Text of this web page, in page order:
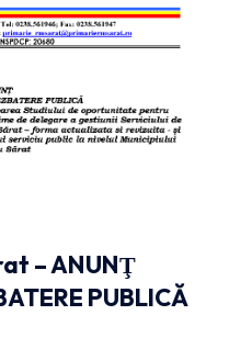
– ANUNŢ
PUBLICĂ